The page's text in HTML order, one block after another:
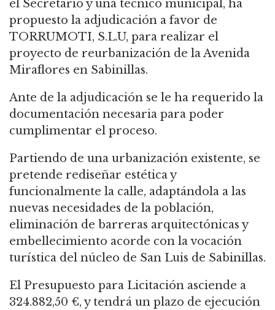
el Secretario y una técnico municipal, ha
propuesto la adjudicación a favor de
TORRUMOTI, S.L.U, para realizar el
proyecto de reurbanización de la Avenida
Miraflores en Sabinillas.
Ante de la adjudicación se le ha requerido la
documentación necesaria para poder
cumplimentar el proceso.
Partiendo de una urbanización existente, se
pretende rediseñar estética y
funcionalmente la calle, adaptándola a las
nuevas necesidades de la población,
eliminación de barreras arquitectónicas y
embellecimiento acorde con la vocación
turística del núcleo de San Luis de Sabinillas.
El Presupuesto para Licitación asciende a
324.882,50 €, y tendrá un plazo de ejecución